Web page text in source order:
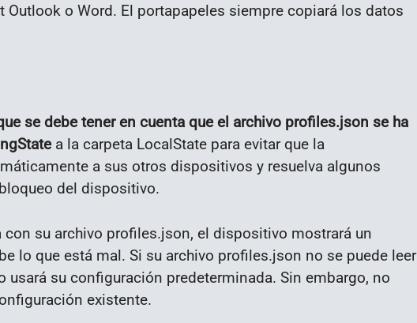
o Word. El portapapeles siempre copiará los datos
se debe tener en cuenta que el archivo profiles.json se ha
a la carpeta LocalState para evitar que la
a sus otros dispositivos y resuelva algunos
del dispositivo.
con su archivo profiles.json, el dispositivo mostrará un
lo que está mal. Si su archivo profiles.json no se puede leer
usará su configuración predeterminada. Sin embargo, no
existente.